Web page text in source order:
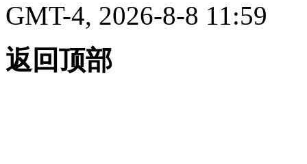
GMT-4, 2026-8-8 11:59
返回顶部